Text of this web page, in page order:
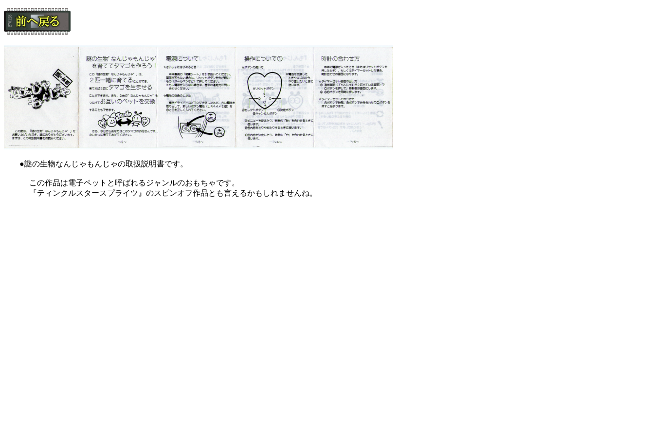
●謎の生物なんじゃもんじゃの取扱説明書です。
この作品は電子ペットと呼ばれるジャンルのおもちゃです。
『ティンクルスタースプライツ』のスピンオフ作品とも言えるかもしれませんね。